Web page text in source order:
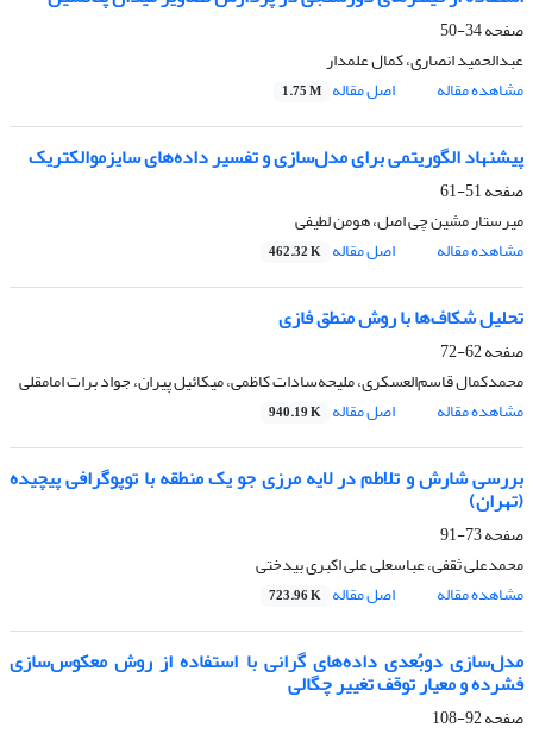
صفحه34-50
عبدالحمید انصاری، کمال علمدار
مشاهده مقاله
اصل مقاله 1.75 M
پیشنهاد الگوریتمی برای مدل‌سازی و تفسیر داده‌‌های سایزموالکتریک
صفحه51-61
میرستار مشین چی اصل، هومن لطیفی
مشاهده مقاله
اصل مقاله 462.32 K
تحلیل شکاف‌ها با روش منطق فازی
صفحه62-72
محمدکمال قاسم‌‌العسکری، ملیحه‌سادات‌‌ کاظمی، میکائیل پیران، جواد برات امامقلی
مشاهده مقاله
اصل مقاله 940.19 K
بررسی شارش و تلاطم در لایه مرزی جو یک منطقه با توپوگرافی پیچیده
(تهران)
صفحه73-91
محمدعلی ثقفی، عباسعلی علی اکبری بیدختی
مشاهده مقاله
اصل مقاله 723.96 K
مدل‌سازی دوبُعدی داده‌های گرانی‌ با استفاده از روش معکوس‌سازی
فشرده و معیار توقف تغییر چگالی
صفحه92-108